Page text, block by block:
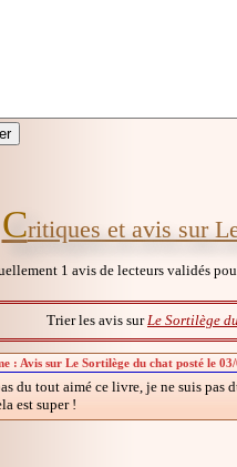
Critiques et avis sur
1 avis de lecteurs validés
Trier les avis sur Le Sortilège
: Avis sur Le Sortilège du chat posté le
du tout aimé ce livre, je ne suis pas
est super !